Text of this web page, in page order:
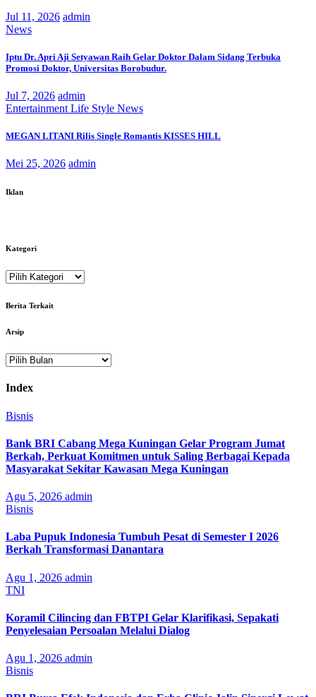
Jul 11, 2026 admin
News
Iptu Dr. Apri Aji Setyawan Raih Gelar Doktor Dalam Sidang Terbuka
Promosi Doktor, Universitas Borobudur.
Jul 7, 2026 admin
Entertainment Life Style News
MEGAN LITANI Rilis Single Romantis KISSES HILL
Mei 25, 2026 admin
Iklan
Kategori
Kategori
Berita Terkait
Arsip
Arsip
Index
Bisnis
Bank BRI Cabang Mega Kuningan Gelar Program Jumat
Berkah, Perkuat Komitmen untuk Saling Berbagai Kepada
Masyarakat Sekitar Kawasan Mega Kuningan
Agu 5, 2026 admin
Bisnis
Laba Pupuk Indonesia Tumbuh Pesat di Semester I 2026
Berkah Transformasi Danantara
Agu 1, 2026 admin
TNI
Koramil Cilincing dan FBTPI Gelar Klarifikasi, Sepakati
Penyelesaian Persoalan Melalui Dialog
Agu 1, 2026 admin
Bisnis